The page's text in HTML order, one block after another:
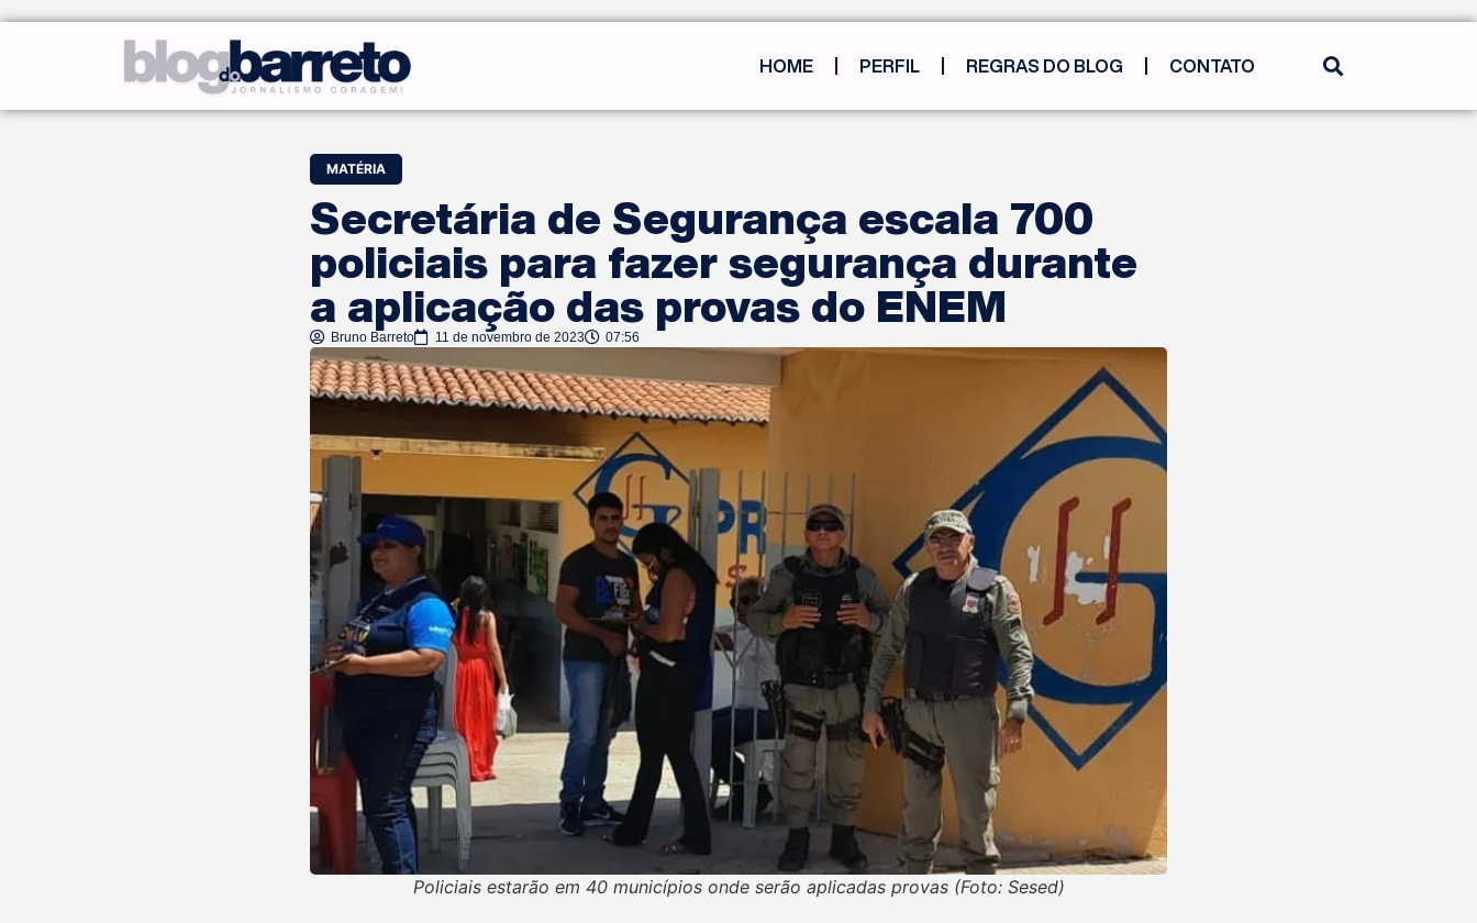
HOME PERFIL REGRAS DO BLOG CONTATO
MATÉRIA
Secretária de Segurança escala 700
policiais para fazer segurança durante
a aplicação das provas do ENEM
Bruno Barreto 11 de novembro de 2023 07:56
Policiais estarão em 40 municípios onde serão aplicadas provas (Foto: Sesed)